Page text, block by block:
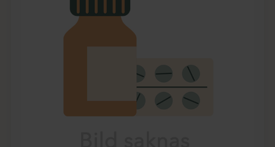
Lista: . Innehåller 1 objekt.